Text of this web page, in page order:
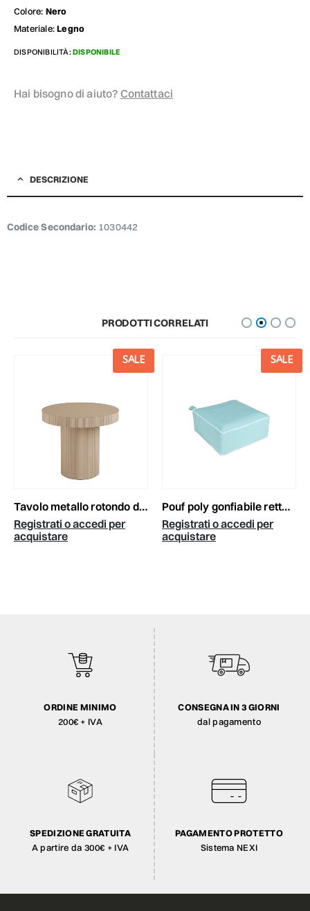
Colore: Nero
Materiale:Legno
DISPONIBILITÀ: DISPONIBILE
Hai bisogno di aiuto? Contattaci
DESCRIZIONE
Codice Secondario: 1030442
PRODOTTI CORRELATI
SALE
tavolo metallo rotondo d.70 cm h.55 cm -lux- marrone
Registrati o accedi per
acquistare
SALE
pouf poly gonfiabile rettangolare 58x58 cm h.23 cm turchese
Registrati o accedi per
acquistare
ORDINE MINIMO
200€ + IVA
CONSEGNA IN 3 GIORNI
dal pagamento
SPEDIZIONE GRATUITA
A partire da 300€ + IVA
PAGAMENTO PROTETTO
Sistema NEXI